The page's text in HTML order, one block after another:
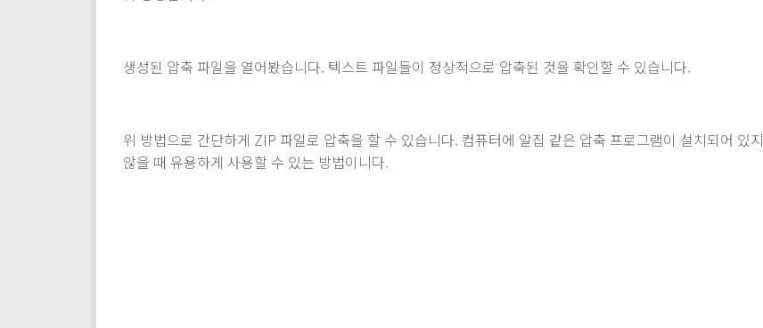
생성된 압축 파일을 열어봤습니다. 텍스트 파일들이 정상적으로 압축된 것을 확인할 수 있습니다.
위 방법으로 간단하게 ZIP 파일로 압축을 할 수 있습니다. 컴퓨터에 알집 같은 압축 프로그램이 설치되어 있지
않을 때 유용하게 사용할 수 있는 방법이니다.